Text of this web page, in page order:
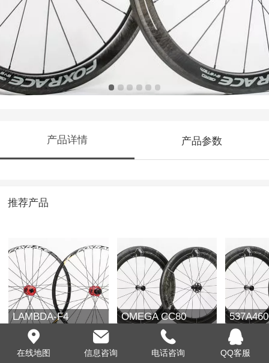
GAMMA CC50-FTL
产品详情 产品参数
推荐产品
LAMBDA-F4 OMEGA CC80
在线地图 信息咨询 电话咨询 QQ客服